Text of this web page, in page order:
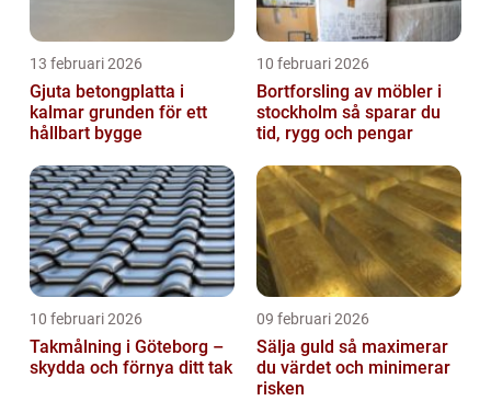
13 februari 2026
Gjuta betongplatta i
kalmar grunden för ett
hållbart bygge
10 februari 2026
Bortforsling av möbler i
stockholm så sparar du
tid, rygg och pengar
10 februari 2026
Takmålning i Göteborg –
skydda och förnya ditt tak
09 februari 2026
Sälja guld så maximerar
du värdet och minimerar
risken